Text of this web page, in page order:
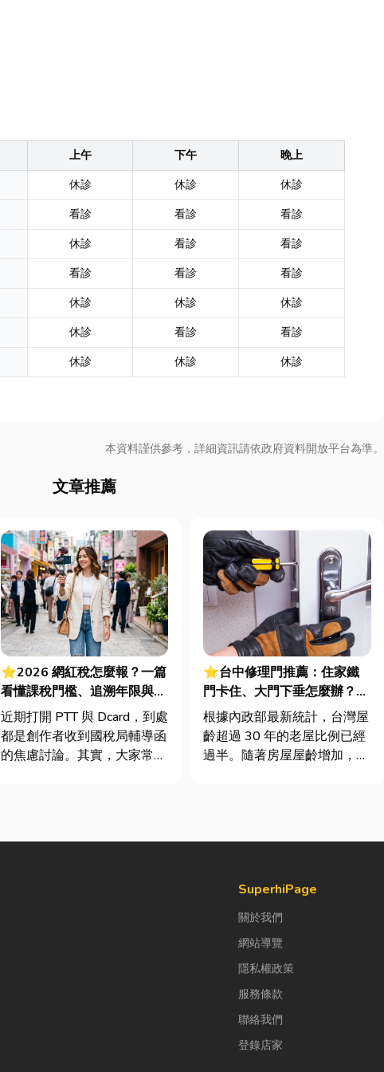
上午 下午
晚上
休診 休診
休診
看診 看診
看診
休診 看診
看診
看診 看診
看診
休診 休診
休診
休診 看診
看診
休診 休診 休診
本資料謹供參考，詳細資訊請依政府資料開放平台為準。
文章推薦
⭐2026 網紅稅怎麼報？一篇
看懂課稅門檻、追溯年限與合
法節稅，文末加碼會計/記帳
士推薦
近期打開 PTT 與 Dcard，到處
都是創作者收到國稅局輔導函
的焦慮討論。其實，大家常說
⭐台中修理門推薦：住家鐵
門卡住、大門下垂怎麼辦？維
修費用與不銹鋼工程一次看
根據內政部最新統計，台灣屋
齡超過 30 年的老屋比例已經
過半。隨著房屋屋齡增加，金
SuperhiPage
關於我們
網站導覽
隱私權政策
服務條款
聯絡我們
登錄店家